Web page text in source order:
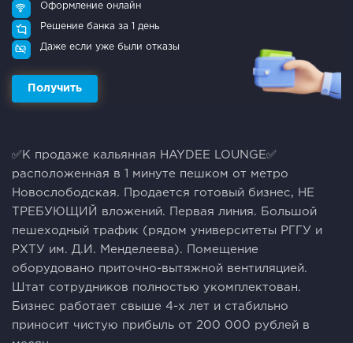
Оформление онлайн
Решение банка за 1 день
Даже если уже были отказы
Получить
✅К продаже кальянная HAYDEE LOUNGE✅
расположенная в 1 минуте пешком от метро
Новослободская. Продается готовый бизнес, НЕ
ТРЕБУЮЩИЙ вложений. Первая линия. Большой
пешеходный трафик (рядом университеты РГГУ и
РХТУ им. Д.И. Менделеева). Помещение
оборудовано приточно-вытяжной вентиляцией.
Штат сотрудников полностью укомплектован.
Бизнес работает свыше 4-х лет и стабильно
приносит чистую прибыль от 200 000 рублей в